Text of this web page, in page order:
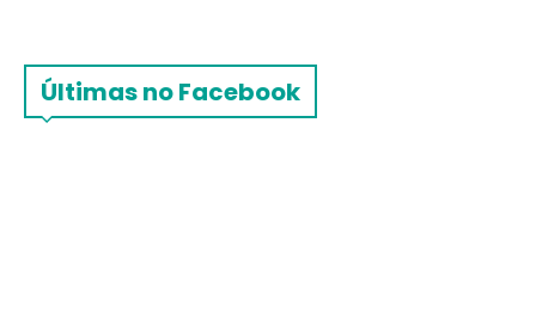
Últimas no Facebook